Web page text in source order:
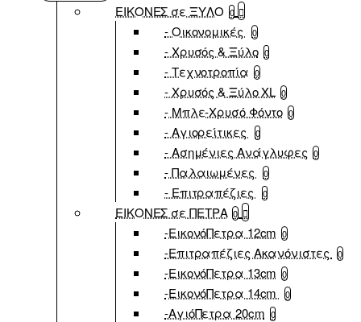
ΕΙΚΟΝΕΣ σε ΞΥΛΟ 0
- Οικονομικές 0
- Χρυσός & Ξύλο 0
- Τεχνοτροπία 0
- Χρυσός & Ξύλο XL 0
- Μπλε-Χρυσό Φόντο 0
- Αγιορείτικες 0
- Ασημένιες Ανάγλυφες 0
- Παλαιωμένες 0
- Επιτραπέζιες 0
ΕΙΚΟΝΕΣ σε ΠΕΤΡΑ 0
-ΕικονόΠετρα 12cm 0
-Επιτραπέζιες Ακανόνιστες 0
-ΕικονόΠετρα 13cm 0
-ΕικονόΠετρα 14cm 0
-ΑγιόΠετρα 20cm 0